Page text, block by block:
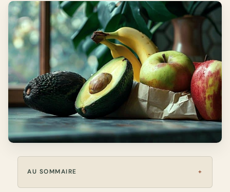
AU SOMMAIRE